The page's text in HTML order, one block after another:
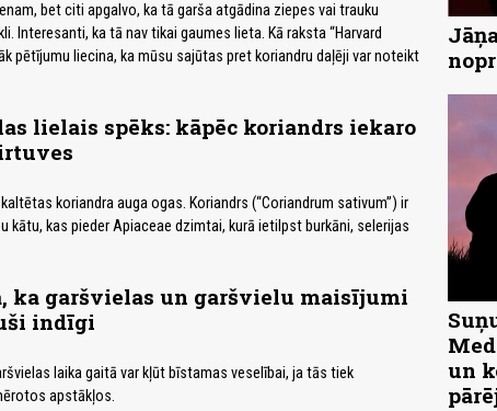
bet citi apgalvo, ka tā garša atgādina ziepes vai trauku
Interesanti, ka tā nav tikai gaumes lieta. Kā raksta “Harvard
pētījumu liecina, ka mūsu sajūtas pret koriandru daļēji var noteikt
lielais spēks: kāpēc koriandrs iekaro
koriandra auga ogas. Koriandrs (“Coriandrum sativum”) ir
kātu, kas pieder Apiaceae dzimtai, kurā ietilpst burkāni, selerijas
ka garšvielas un garšvielu maisījumi
indīgi
laika gaitā var kļūt bīstamas veselībai, ja tās tiek
apstākļos.
un